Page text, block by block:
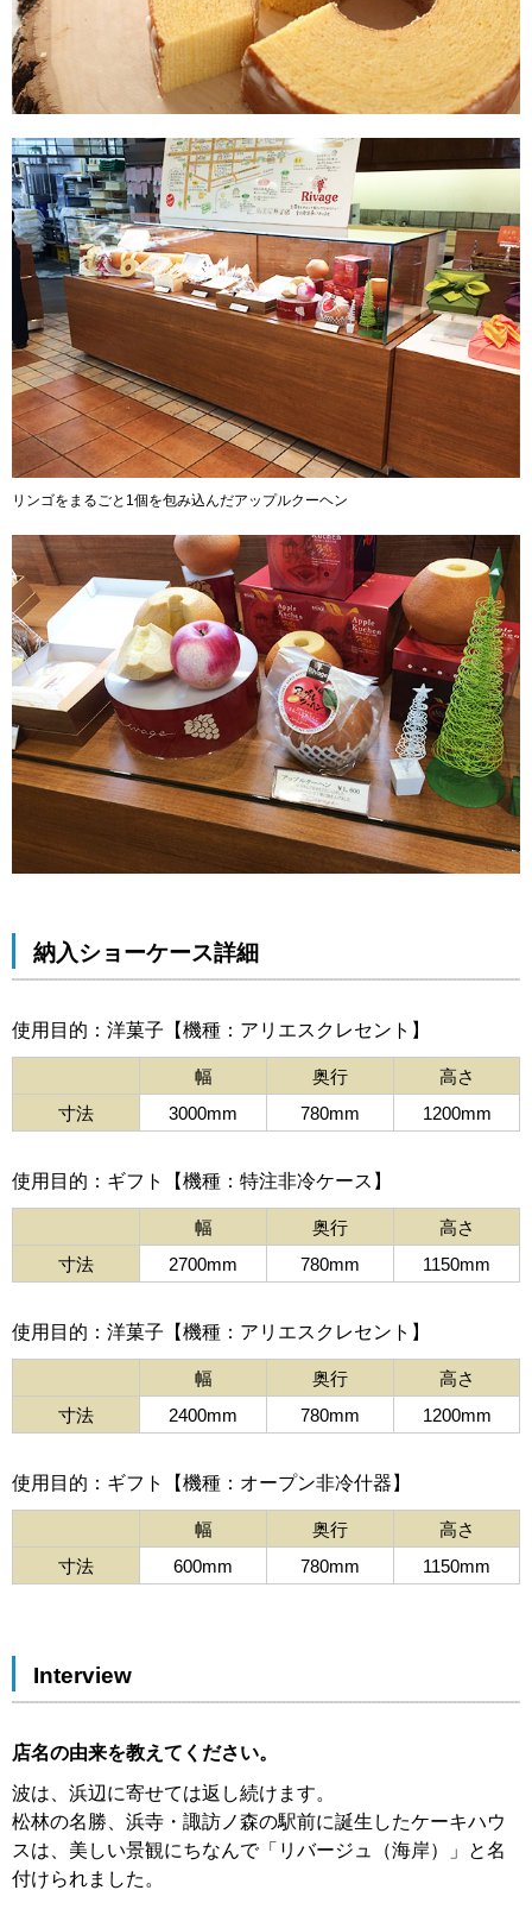
リンゴをまるごと1個を包み込んだアップルクーヘン
納入ショーケース詳細
使用目的：洋菓子【機種：アリエスクレセント】
幅 奥行
高さ
寸法
3000mm 780mm 1200mm
使用目的：ギフト【機種：特注非冷ケース】
幅 奥行
高さ
寸法
2700mm 780mm 1150mm
使用目的：洋菓子【機種：アリエスクレセント】
幅 奥行
高さ
寸法
2400mm 780mm 1200mm
使用目的：ギフト【機種：オープン非冷什器】
幅 奥行
高さ
寸法
600mm 780mm 1150mm
Interview
店名の由来を教えてください。
波は、浜辺に寄せては返し続けます。
松林の名勝、浜寺・諏訪ノ森の駅前に誕生したケーキハウ
スは、美しい景観にちなんで「リバージュ（海岸）」と名
付けられました。